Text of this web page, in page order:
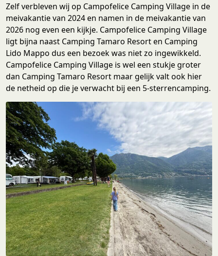
Zelf verbleven wij op Campofelice Camping Village in de
meivakantie van 2024 en namen in de meivakantie van
2026 nog even een kijkje. Campofelice Camping Village
ligt bijna naast Camping Tamaro Resort en Camping
Lido Mappo dus een bezoek was niet zo ingewikkeld.
Campofelice Camping Village is wel een stukje groter
dan Camping Tamaro Resort maar gelijk valt ook hier
de netheid op die je verwacht bij een 5-sterrencamping.